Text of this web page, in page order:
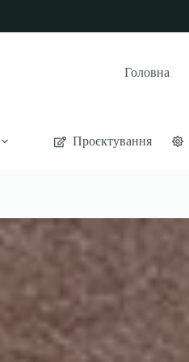
Головна
Проєктування